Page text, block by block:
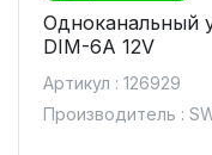
Одноканальный
DIM-6A 12V
Артикул : 126929
Производитель :